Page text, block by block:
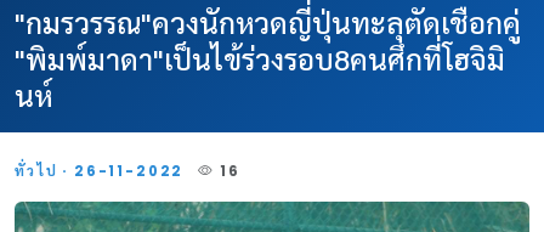
"กมรวรรณ"ควงนักหวดญี่ปุ่นทะลุตัดเชือกคู่
"พิมพ์มาดา"เป็นไข้ร่วงรอบ8คนศึกที่โฮจิมิ
นห์
ทั่วไป · 26-11-2022 16